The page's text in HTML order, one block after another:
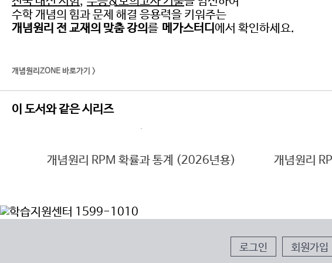
수학 개념의 힘과 문제 해결 응용력을 키워주는
개념원리 전 교재의 맞춤 강의를 메가스터디에서 확인하세요.
개념원리ZONE 바로가기 >
이 도서와 같은 시리즈
적분 (2026년용) 개념원리 RPM 기하 (2026년용)
로그인 회원가입